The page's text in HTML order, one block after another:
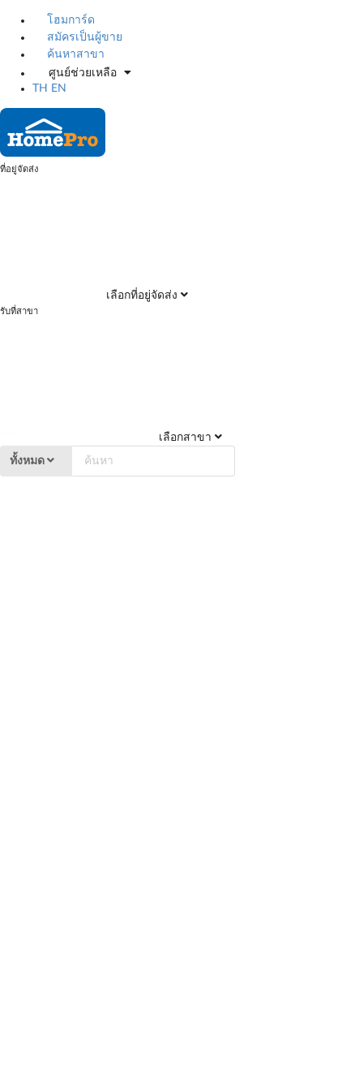
โฮมการ์ด
สมัครเป็นผู้ขาย
ค้นหาสาขา
ศูนย์ช่วยเหลือ
TH
EN
ที่อยู่จัดส่ง
เลือกที่อยู่จัดส่ง
รับที่สาขา
เลือกสาขา
ทั้งหมด